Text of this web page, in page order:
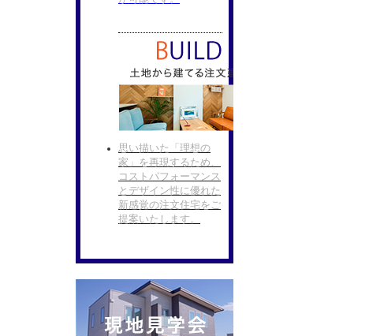
思い描いた「理想の
家」を再現するため、
コストパフォーマンス
とデザイン性に優れた
新感覚の注文住宅をご
提案いたします。